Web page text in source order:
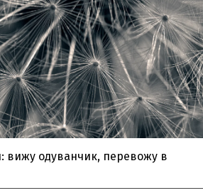
вижу одуванчик, перевожу в